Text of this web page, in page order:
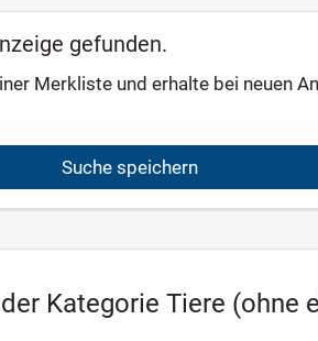
gefunden.
Merkliste und erhalte bei neuen
Suche speichern
Kategorie Tiere (ohne